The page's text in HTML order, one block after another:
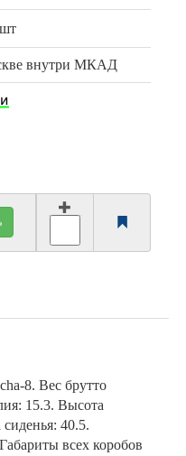
внутри МКАД
8. Вес брутто
15.3. Высота
40.5.
всех коробов